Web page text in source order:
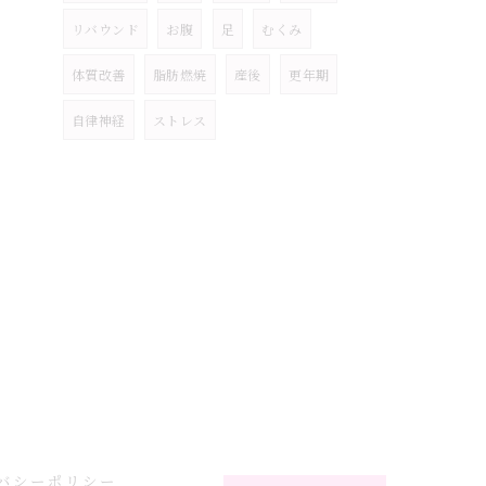
リバウンド お腹 足 むくみ
体質改善 脂肪燃焼 産後 更年期
自律神経 ストレス
シーポリシー